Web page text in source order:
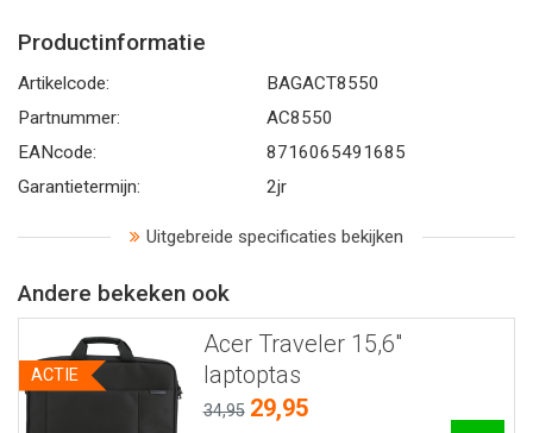
Productinformatie
Artikelcode:
BAGACT8550
Partnummer:
AC8550
EANcode:
8716065491685
Garantietermijn:
2jr
Uitgebreide specificaties bekijken
Andere bekeken ook
Acer Traveler 15,6"
laptoptas
34,95 29,95
ACTIE